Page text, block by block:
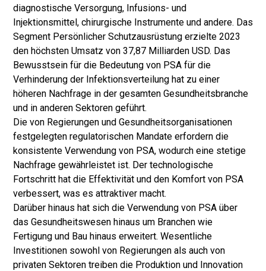
diagnostische Versorgung, Infusions- und
Injektionsmittel, chirurgische Instrumente und andere. Das
Segment Persönlicher Schutzausrüstung erzielte 2023
den höchsten Umsatz von 37,87 Milliarden USD. Das
Bewusstsein für die Bedeutung von PSA für die
Verhinderung der Infektionsverteilung hat zu einer
höheren Nachfrage in der gesamten Gesundheitsbranche
und in anderen Sektoren geführt.
Die von Regierungen und Gesundheitsorganisationen
festgelegten regulatorischen Mandate erfordern die
konsistente Verwendung von PSA, wodurch eine stetige
Nachfrage gewährleistet ist. Der technologische
Fortschritt hat die Effektivität und den Komfort von PSA
verbessert, was es attraktiver macht.
Darüber hinaus hat sich die Verwendung von PSA über
das Gesundheitswesen hinaus um Branchen wie
Fertigung und Bau hinaus erweitert. Wesentliche
Investitionen sowohl von Regierungen als auch von
privaten Sektoren treiben die Produktion und Innovation